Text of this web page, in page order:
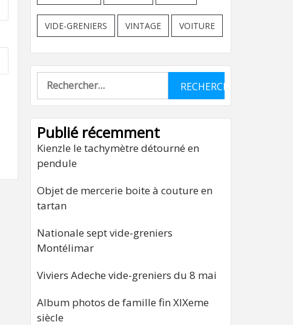
VIDE-GRENIERS VINTAGE VOITURE
Rechercher :
Publié récemment
Kienzle le tachymètre détourné en
pendule
Objet de mercerie boite à couture en
tartan
Nationale sept vide-greniers
Montélimar
Viviers Adeche vide-greniers du 8 mai
Album photos de famille fin XIXeme
siècle